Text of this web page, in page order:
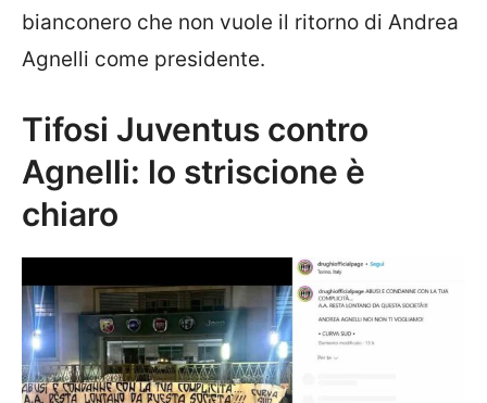
bianconero che non vuole il ritorno di Andrea
Agnelli come presidente.
Tifosi Juventus contro
Agnelli: lo striscione è
chiaro